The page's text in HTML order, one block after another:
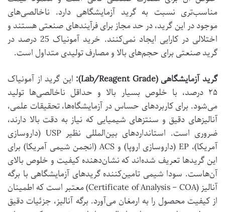
مناسب‌تری نسبت به گرید آزمایشگاهی دارد. ناخالصی‌های
موجود در این گرید، در حد مجاز برای فرآیندهای صنعتی هستند و
اختلالی در کارایی ایجاد نمی‌کنند. خرید آمونیاک 25 درصد در
گرید صنعتی برای حجم‌های بالا و مصارف تولیدی متداول است.
گرید آزمایشگاهی (Lab/Reagent Grade):
این گرید از آمونیاک
۲۵ درصد، با خلوص بسیار بالا و حداقل ناخالصی‌ها تولید
می‌شود. برای کاربردهای حساس در آزمایشگاه‌ها، تحقیقات علمی،
آنالیزهای دقیق و سنتزهای شیمیایی که نیاز به دقت بالا دارند،
ضروری است. استانداردهای بین‌المللی نظیر USP (داروسازی
آمریکا)، EP (داروسازی اروپا) و ACS (انجمن شیمی آمریکا) برای
این گریدها تعریف شده‌اند که نشان‌دهنده کیفیت و خلوص بالای
آن‌هاست. سودا شیمی تامین‌کننده گریدهای آزمایشگاهی با برگه
آنالیز (Certificate of Analysis – COA) معتبر است که اطمینان
از کیفیت محصول را به ارمغان می‌آورد. برگه آنالیز، جزئیات دقیق